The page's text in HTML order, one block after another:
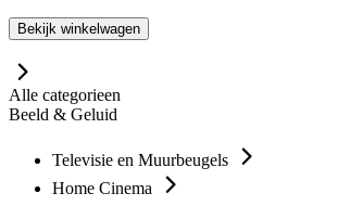
Bekijk winkelwagen
Alle categorieen
Beeld & Geluid
Televisie en Muurbeugels
Home Cinema